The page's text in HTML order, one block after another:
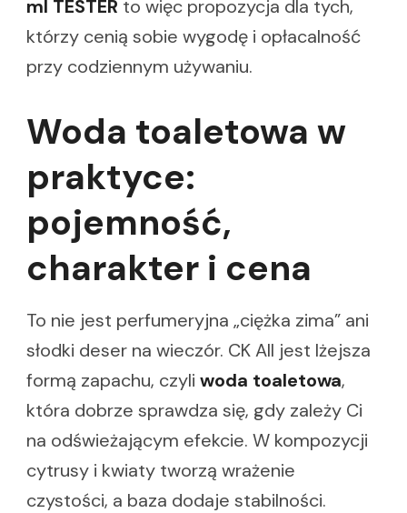
ml TESTER to więc propozycja dla tych,
którzy cenią sobie wygodę i opłacalność
przy codziennym używaniu.
Woda toaletowa w
praktyce:
pojemność,
charakter i cena
To nie jest perfumeryjna „ciężka zima” ani
słodki deser na wieczór. CK All jest lżejsza
formą zapachu, czyli woda toaletowa,
która dobrze sprawdza się, gdy zależy Ci
na odświeżającym efekcie. W kompozycji
cytrusy i kwiaty tworzą wrażenie
czystości, a baza dodaje stabilności.